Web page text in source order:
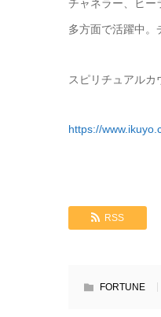
チャネラー、ヒ
多方面で活躍中。
スピリチュアルカ
https://
RSS
FORTUNE